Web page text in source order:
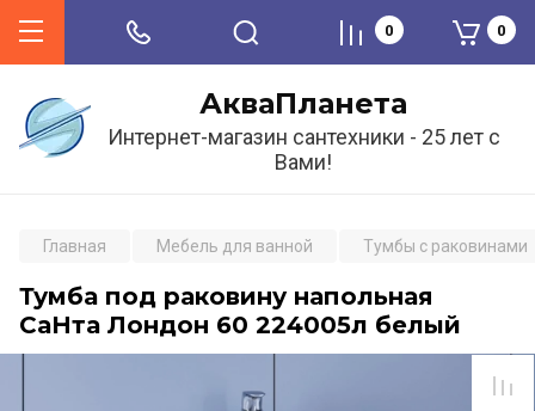
АкваПланета
Интернет-магазин сантехники - 25 лет с
Вами!
0 0
Главная Мебель для ванной Тумбы с раковинами
Тумба под раковину напольная
СаНта Лондон 60 224005л белый